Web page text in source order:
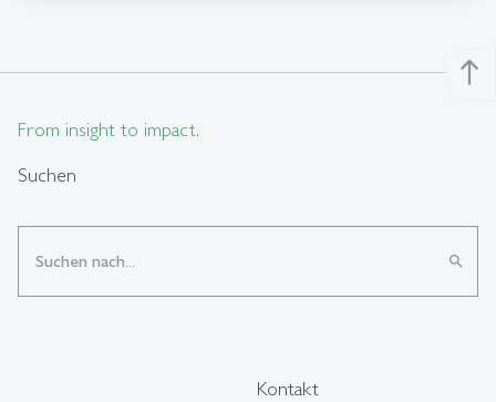
north
From insight to impact.
Suchen
search
Kontakt